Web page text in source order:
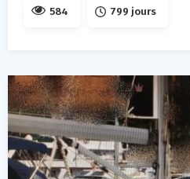
584 799 jours